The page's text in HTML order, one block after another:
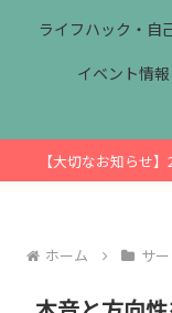
ライフハック・自
イベント情報
【大切なお知らせ
ホーム サ